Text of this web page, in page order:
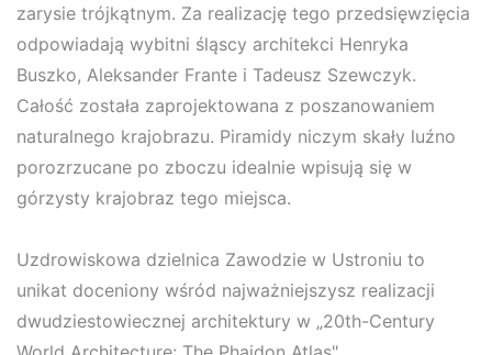
zarysie trójkątnym. Za realizację tego przedsięwzięcia
odpowiadają wybitni śląscy architekci Henryka
Buszko, Aleksander Frante i Tadeusz Szewczyk.
Całość została zaprojektowana z poszanowaniem
naturalnego krajobrazu. Piramidy niczym skały luźno
porozrzucane po zboczu idealnie wpisują się w
górzysty krajobraz tego miejsca.
Uzdrowiskowa dzielnica Zawodzie w Ustroniu to
unikat doceniony wśród najważniejszysz realizacji
dwudziestowiecznej architektury w „20th-Century